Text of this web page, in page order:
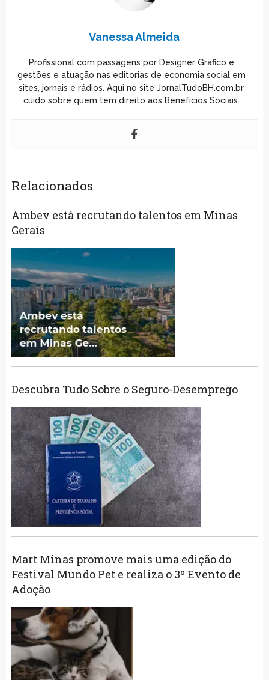
Vanessa Almeida
Profissional com passagens por Designer Gráfico e
gestões e atuação nas editorias de economia social em
sites, jornais e rádios. Aqui no site JornalTudoBH.com.br
cuido sobre quem tem direito aos Benefícios Sociais.
Relacionados
Ambev está recrutando talentos em Minas
Gerais
Descubra Tudo Sobre o Seguro-Desemprego
Mart Minas promove mais uma edição do
Festival Mundo Pet e realiza o 3º Evento de
Adoção